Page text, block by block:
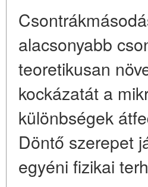
alacsonyabb
teoretikusan
kockázatát a
különbségek
Döntő szerepet
egyéni fizikai